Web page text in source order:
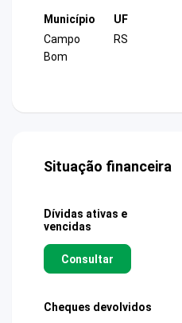
Município
Campo
Bom
UF
RS
Situação financeira
Dívidas ativas e
vencidas
Consultar
Cheques devolvidos